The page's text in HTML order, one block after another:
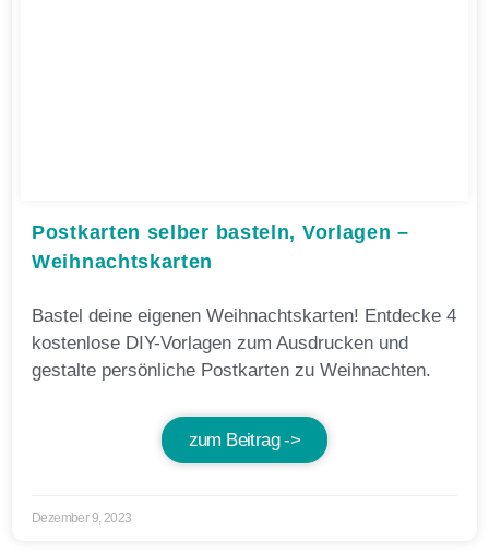
Postkarten selber basteln, Vorlagen –
Weihnachtskarten
Bastel deine eigenen Weihnachtskarten! Entdecke 4
kostenlose DIY-Vorlagen zum Ausdrucken und
gestalte persönliche Postkarten zu Weihnachten.
zum Beitrag ->
Dezember 9, 2023